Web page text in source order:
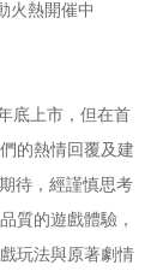
火熱開催中
底上市，但在首
的熱情回覆及建
待，經謹慎思考
質的遊戲體驗，
玩法與原著劇情